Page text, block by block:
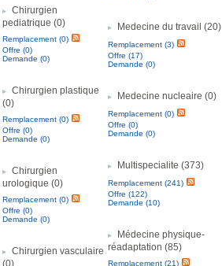
Chirurgien
pediatrique (0)
Remplacement (0)
Offre (0)
Demande (0)
Chirurgien plastique
(0)
Remplacement (0)
Offre (0)
Demande (0)
Chirurgien
urologique (0)
Remplacement (0)
Offre (0)
Demande (0)
Chirurgien vasculaire
(0)
Medecine du travail (20)
Remplacement (3)
Offre (17)
Demande (0)
Medecine nucleaire (0)
Remplacement (0)
Offre (0)
Demande (0)
Multispecialite (373)
Remplacement (241)
Offre (122)
Demande (10)
Médecine physique-
réadaptation (85)
Remplacement (21)